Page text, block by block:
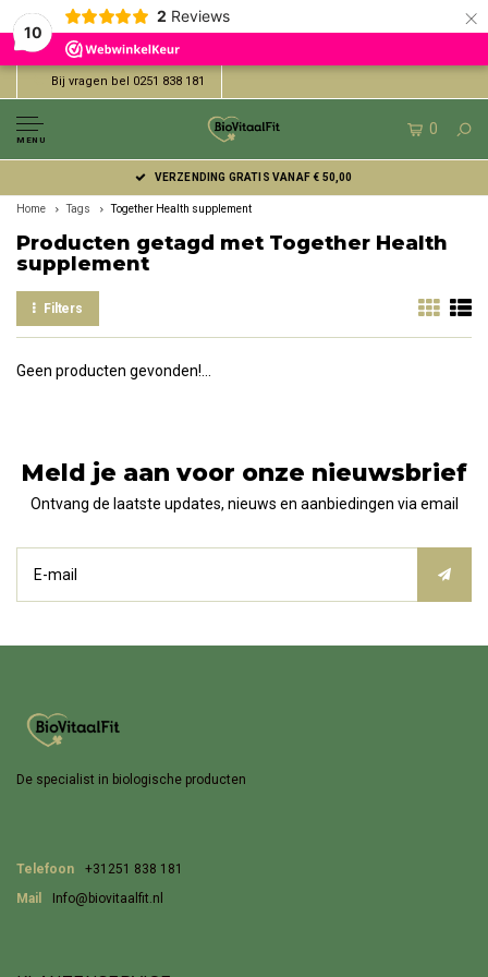
10
2 Reviews ×
Bij vragen bel 0251 838 181
MENU
0
VERZENDING GRATIS VANAF € 50,00
Home Tags Together Health supplement
Producten getagd met Together Health
supplement
Filters
Geen producten gevonden!...
Meld je aan voor onze nieuwsbrief
Ontvang de laatste updates, nieuws en aanbiedingen via email
De specialist in biologische producten
Telefoon
+31251 838 181
Mail
Info@biovitaalfit.nl